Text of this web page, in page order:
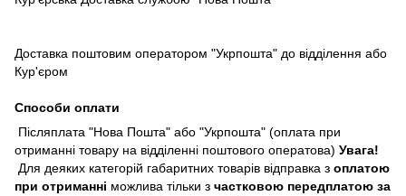
Доставка поштовим оператором "Укрпошта" до відділення або
Кур'єром
Способи оплати
Післяплата "Нова Пошта" або "Укрпошта" (оплата при
отриманні товару на відділенні поштового оператова) Увага!
Для деяких категорій габаритних товарів відправка з оплатою
при отриманні можлива тільки з частковою передплатою за